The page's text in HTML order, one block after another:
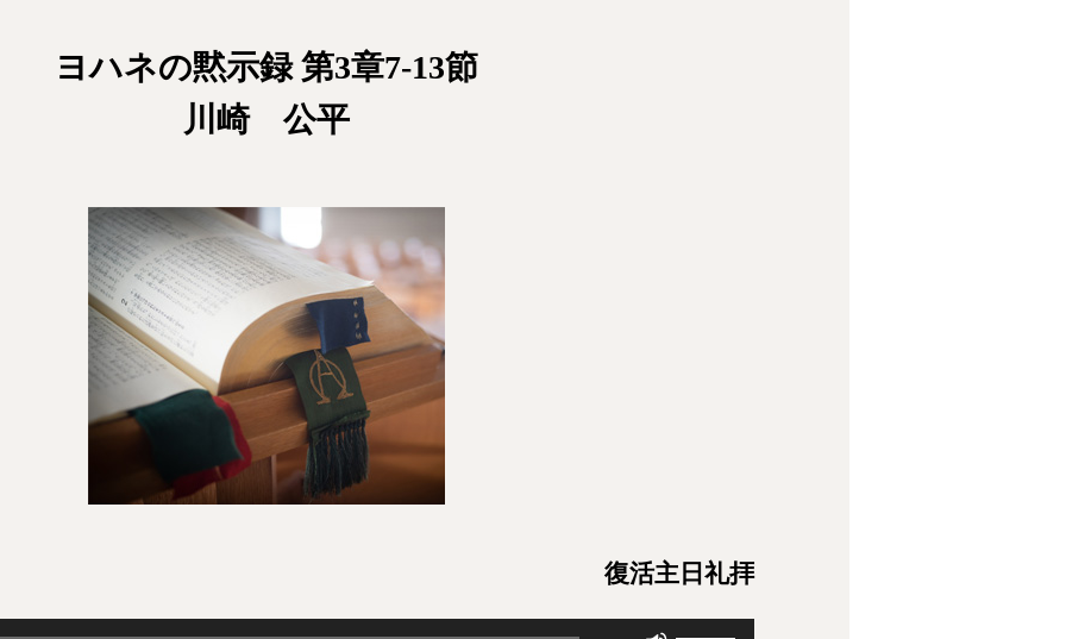
ヨハネの黙示録 第3章7-13節
川崎 公平
復活主日礼拝